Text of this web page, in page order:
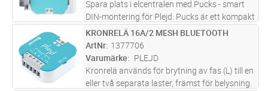
Spara plats i elcentralen med Pucks - smart
DIN-montering för Plejd. Pucks är ett kompakt
fäste som monterar Plejd-enheter på
kortsidan och frigör upp till 60% mer utrymme
i elcentralen. Det fungerar
ST Lägg i kundvagn
KRONRELÄ 16A/2 MESH BLUETOOTH
ArtNr 1377706
Varumärke
PLEJD
Kronrelä används för brytning av fas (L) till en
eller två separata laster, främst för belysning.